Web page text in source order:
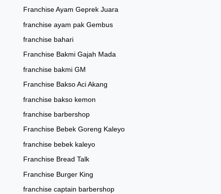
Franchise Ayam Geprek Juara
franchise ayam pak Gembus
franchise bahari
Franchise Bakmi Gajah Mada
franchise bakmi GM
Franchise Bakso Aci Akang
franchise bakso kemon
franchise barbershop
Franchise Bebek Goreng Kaleyo
franchise bebek kaleyo
Franchise Bread Talk
Franchise Burger King
franchise captain barbershop